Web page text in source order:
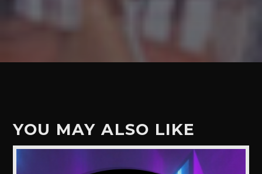
YOU MAY ALSO LIKE